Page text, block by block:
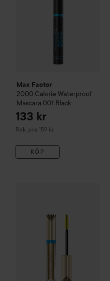
Max Factor
2000 Calorie Waterproof
Mascara 001 Black
133 kr
Rek. pris 159 kr
Rekommenderat pris 159 kr
KÖP